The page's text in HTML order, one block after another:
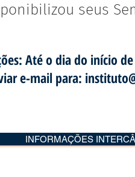
seus
Até o dia do início
e-mail para:
INFORMAÇÕES